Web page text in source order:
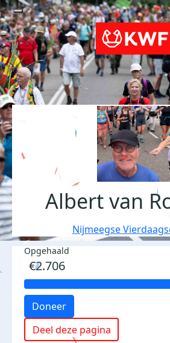
Albert van
Nijmeegse
Opgehaald
€2.706
Doneer
Deel deze pagina